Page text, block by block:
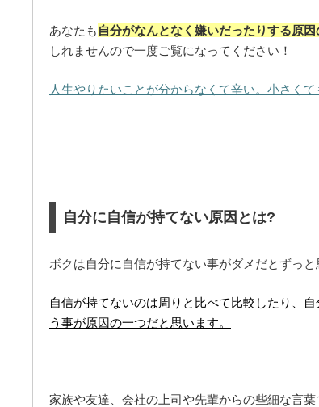
あなたも 自分がなんとなく嫌いだったりする原
しれませんので一度ご覧になってください！
人生やりたいことが分からなくて辛い。小さくて
自分に自信が持てない原因とは?
ボクは自分に自信が持てない事がダメだとずっと
自信が持てないのは周りと比べて比較したり、
う事が原因の一つだと思います。
家族や友達、会社の上司や先輩からの些細な言